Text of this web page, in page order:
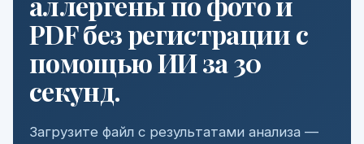
PDF без регистрации с
помощью ИИ за 30
секунд.
Загрузите файл с результатами анализа —